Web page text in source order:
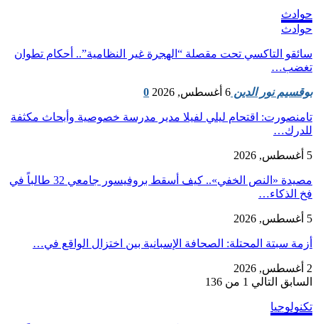
حوادث
حوادث
سائقو التاكسي تحت مقصلة “الهجرة غير النظامية”.. أحكام تطوان
تغضب…
بوقسيم نور الدين 6 أغسطس, 2026 0
تامنصورت: اقتحام ليلي لفيلا مدير مدرسة خصوصية وأبحاث مكثفة
للدرك…
5 أغسطس, 2026
مصيدة «النص الخفي».. كيف أسقط بروفيسور جامعي 32 طالباً في
فخ الذكاء…
5 أغسطس, 2026
أزمة سبتة المحتلة: الصحافة الإسبانية بين اختزال الواقع في…
2 أغسطس, 2026
السابق التالي 1 من 136
تكنولوجيا